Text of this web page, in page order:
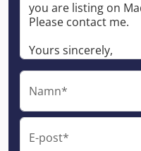
Namn*
E-post*